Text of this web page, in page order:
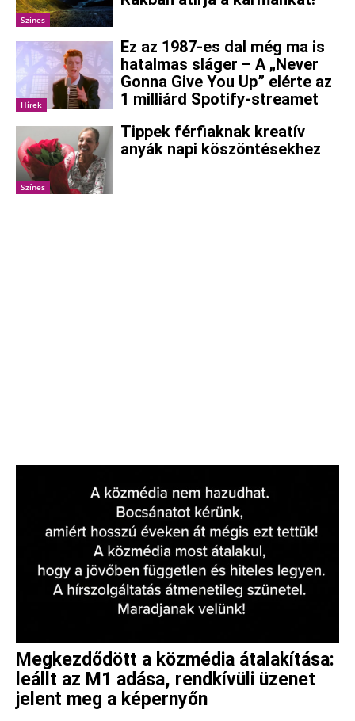
Színes
Hírek
Ez az 1987-es dal még ma is
hatalmas sláger – A „Never
Gonna Give You Up” elérte az
1 milliárd Spotify-streamet
Színes
Tippek férfiaknak kreatív
anyák napi köszöntésekhez
Megkezdődött a közmédia átalakítása:
leállt az M1 adása, rendkívüli üzenet
jelent meg a képernyőn